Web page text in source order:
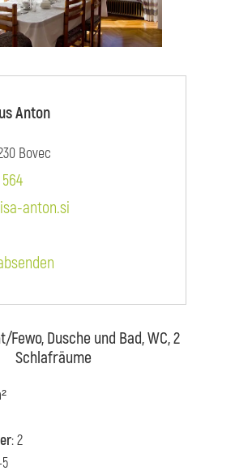
Anton
Bovec
anton.si
Dusche und Bad, WC, 2
Schlafräume
: 2